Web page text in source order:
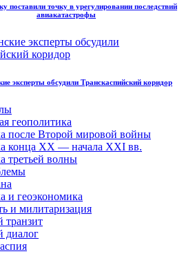
поставили точку в урегулировании последствий
авиакатастрофы
эксперты обсудили Транскаспийский коридор
геополитика
после Второй мировой войны
конца XX — начала XXI вв.
третьей волны
и геоэкономика
и милитаризация
транзит
диалог